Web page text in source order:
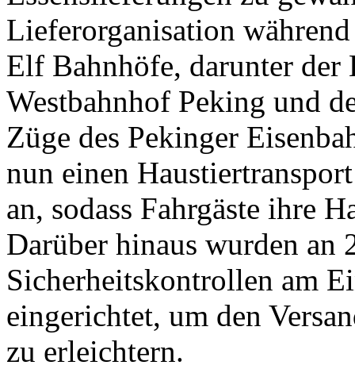
Lieferorganisation
Elf Bahnhöfe, darunter der
Westbahnhof Peking und
Züge des Pekinger
nun einen
an, sodass Fahrgäste ihre
Darüber hinaus wurden an
Sicherheitskontrollen am
eingerichtet, um den
zu erleichtern.